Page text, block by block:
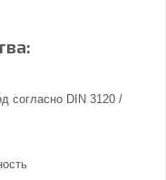
согласно DIN 3120 /